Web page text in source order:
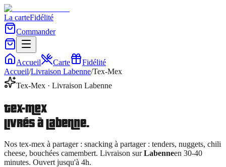
La carteFidélité
Commander
Accueil Carte
Fidélité
Accueil/Livraison Labenne/Tex-Mex
Tex-Mex · Livraison Labenne
Tex-Mex
livrés àLabenne.
Nos tex-mex à partager: snacking à partager : tenders, nuggets, chili
cheese, bouchées camembert. Livraison sur Labenneen 30-40
minutes. Ouvert jusqu'à 4h.